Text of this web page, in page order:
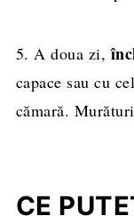
5. A doua zi,
capace sau cu
cămară.
CE